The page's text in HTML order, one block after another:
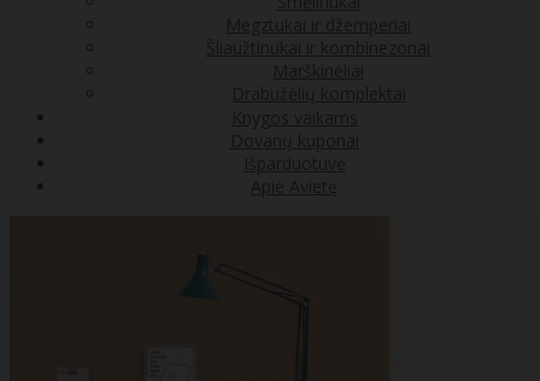
Megztukai ir džemperiai
Šliaužtinukai ir kombinezonai
Marškinėliai
Drabužėlių komplektai
Knygos vaikams
Dovanų kuponai
Išparduotuvė
Apie Avietę